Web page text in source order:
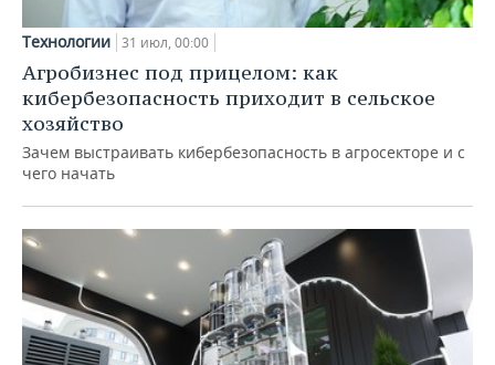
Технологии 31 июл, 00:00
Агробизнес под прицелом: как
кибербезопасность приходит в сельское
хозяйство
Зачем выстраивать кибербезопасность в агросекторе и с
чего начать